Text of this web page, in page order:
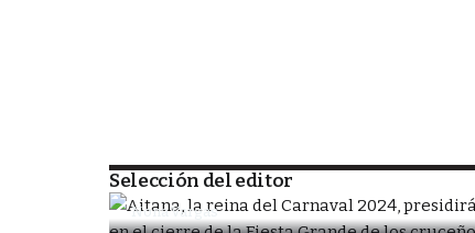
Selección del editor
tradicional Carnavalito
Nona Vargas